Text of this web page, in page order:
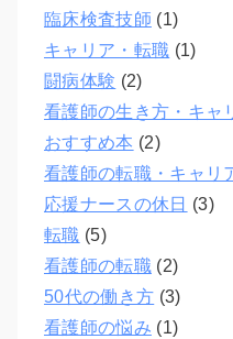
臨床検査技師 (1)
キャリア・転職 (1)
闘病体験 (2)
看護師の生き方・キャ
おすすめ本 (2)
看護師の転職・キャリ
応援ナースの休日 (3)
転職 (5)
看護師の転職(2)
50代の働き方 (3)
看護師の悩み (1)